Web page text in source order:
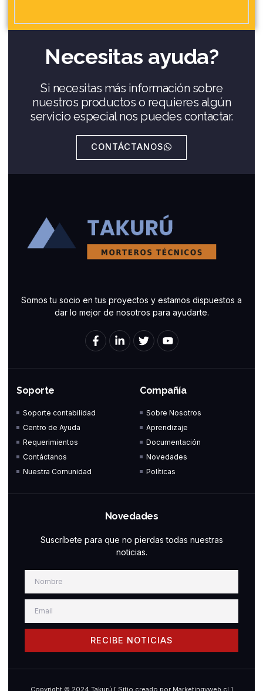
Necesitas ayuda?
Si necesitas más información sobre
nuestros productos o requieres algún
servicio especial nos puedes contactar.
CONTÁCTANOS
Somos tu socio en tus proyectos y estamos dispuestos a
dar lo mejor de nosotros para ayudarte.
F
a
c
e
k
-
L
i
n
k
T
w
i
t
e
r
Y
o
u
t
b
e
Soporte
Soporte contabilidad
Centro de Ayuda
Requerimientos
Contáctanos
Nuestra Comunidad
Compañía
Sobre Nosotros
Aprendizaje
Documentación
Novedades
Políticas
Novedades
Suscríbete para que no pierdas todas nuestras
noticias.
RECIBE NOTICIAS
Copyright © 2024 Takurú [ Sitio creado por Marketingyweb.cl ]